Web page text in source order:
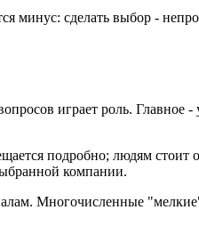
минус: сделать выбор -
играет роль. Главное
подробно; людям стоит
компании.
Многочисленные